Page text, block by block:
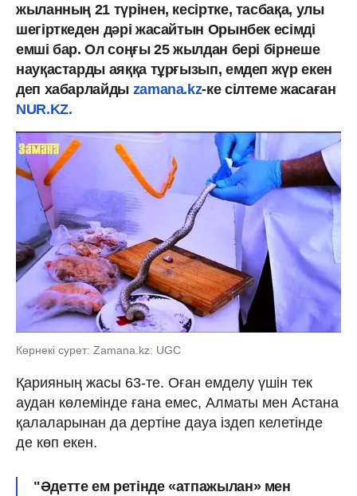
жыланның 21 түрінен, кесіртке, тасбақа, улы
шегірткеден дәрі жасайтын Орынбек есімді
емші бар. Ол соңғы 25 жылдан бері бірнеше
науқастарды аяққа тұрғызып, емдеп жүр екен
деп хабарлайдыzamana.kz-ке сілтеме жасаған
NUR.KZ.
Көрнекі сурет: Zamana.kz: UGC
Қарияның жасы 63-те. Оған емделу үшін тек
аудан көлемінде ғана емес, Алматы мен Астана
қалаларынан да дертіне дауа іздеп келетінде
де көп екен.
"Әдетте ем ретінде «атпажылан» мен